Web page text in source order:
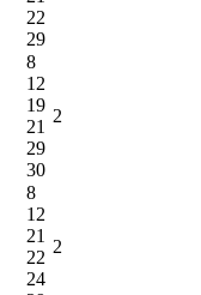
22
29
8
12
19
21
29
30
2
8
12
21
22
24
2